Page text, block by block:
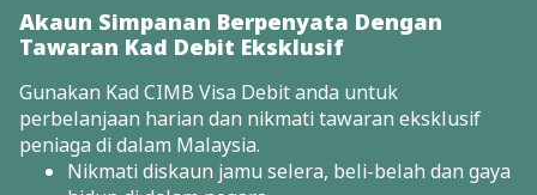
Akaun Simpanan Berpenyata Dengan
Tawaran Kad Debit Eksklusif
Gunakan Kad CIMB Visa Debit anda untuk
perbelanjaan harian dan nikmati tawaran eksklusif
peniaga di dalam Malaysia.
Nikmati diskaun jamu selera, beli-belah dan gaya